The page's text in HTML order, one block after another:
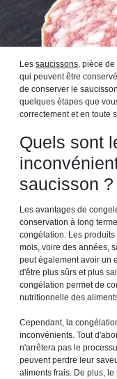
Les saucissons, pièce
qui peuvent être
de conserver le
quelques étapes que
correctement et en toute
Quels sont
saucisson ?
Les avantages de
conservation à long
congélation. Les
mois, voire des années,
peut également avoir un
d'être plus sûrs et plus
congélation permet de
nutritionnelle des
Cependant, la
inconvénients. Tout
n'arrêtera pas le
peuvent perdre leur
aliments frais. De plus,